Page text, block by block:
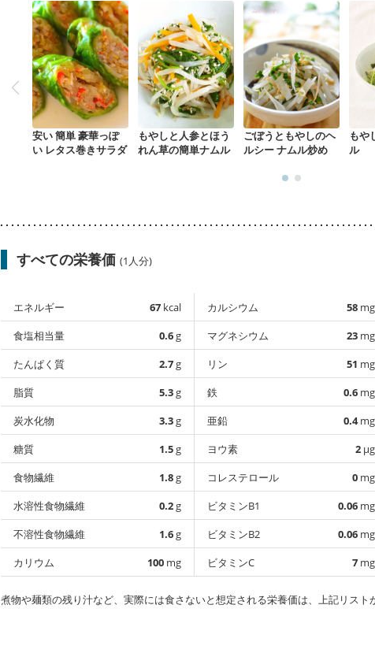
安い 簡単 豪華っぽ
い レタス巻きサラダ
もやしと人参とほう
れん草の簡単ナムル
ごぼうともやしのヘ
ルシー ナムル炒め
もや
ル
すべての栄養価 (1人分)
エネルギー 67 kcal
食塩相当量
0.6g
たんぱく質
2.7g
脂質
5.3g
炭水化物
3.3g
糖質
1.5g
食物繊維
1.8g
水溶性食物繊維
0.2g
不溶性食物繊維
1.6g
カリウム
100 mg
カルシウム 58 mg
マグネシウム
23 mg
リン
51 mg
鉄
0.6 mg
亜鉛
0.4mg
ヨウ素
2 µg
コレステロール
0 mg
ビタミンB1
0.06 mg
ビタミンB2
0.06 mg
ビタミンC
7 mg
煮物や麺類の残り汁など、実際には食さないと想定される栄養価は、上記リスト